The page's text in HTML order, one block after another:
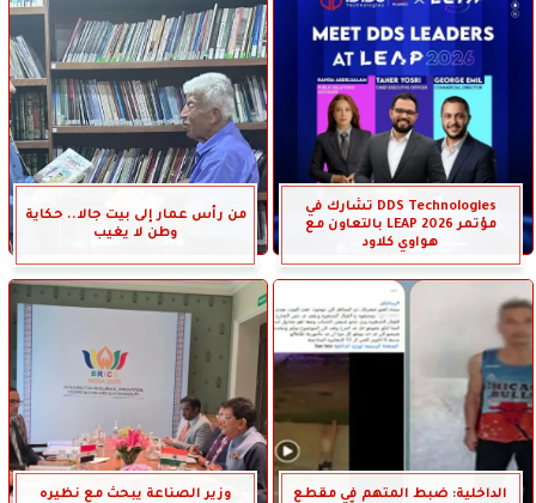
DDS Technologies تشارك في
مؤتمر LEAP 2026 بالتعاون مع
هواوي كلاود
من رأس عمار إلى بيت جالا.. حكاية
وطن لا يغيب
الداخلية: ضبط المتهم في مقطع
وزير الصناعة يبحث مع نظيره